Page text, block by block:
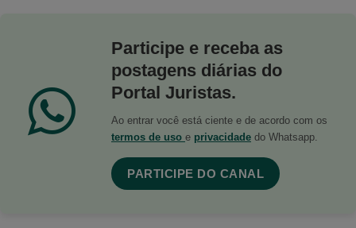
Participe e receba as
postagens diárias do
Portal Juristas.
Ao entrar você está ciente e de acordo com os
termos de uso e privacidade do Whatsapp.
PARTICIPE DO CANAL